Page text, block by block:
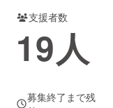
支援者数
19人
募集終了まで残